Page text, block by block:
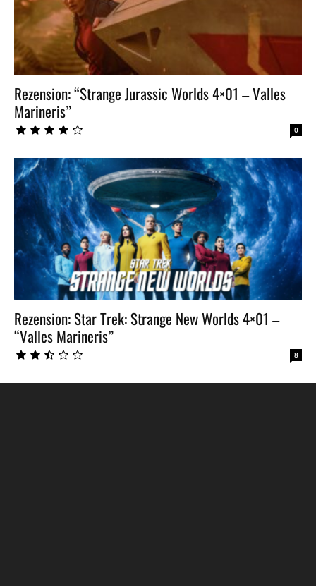
Rezension: “Strange Jurassic Worlds 4×01 – Valles
Marineris”
0
Rezension: Star Trek: Strange New Worlds 4×01 –
“Valles Marineris”
8